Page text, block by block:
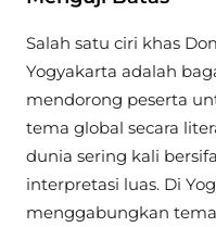
Salah satu ciri khas
Yogyakarta adalah
mendorong peserta
tema global secara
dunia sering kali
interpretasi luas. Di
menggabungkan